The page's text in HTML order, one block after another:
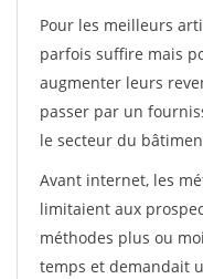
Pour les meilleurs
parfois suffire mais
augmenter leurs
passer par un
le secteur du
Avant internet, les
limitaient aux
méthodes plus ou
temps et demandait